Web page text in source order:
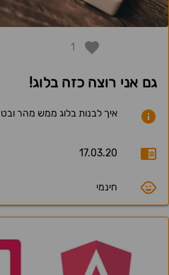
1
גם אני רוצה כזה בלוג!
איך לבנות בלוג ממש מהר
17.03.20
חינמי